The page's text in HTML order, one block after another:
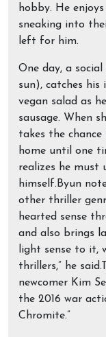
hobby. He
sneaking into
left for him.
One day, a
sun), catches
vegan salad as
sausage. When
takes the
home until one
realizes he must
himself.Byun
other thriller
hearted sense
and also brings
light sense to it,
thrillers,” he
newcomer Kim
the 2016 war
Chromite.”